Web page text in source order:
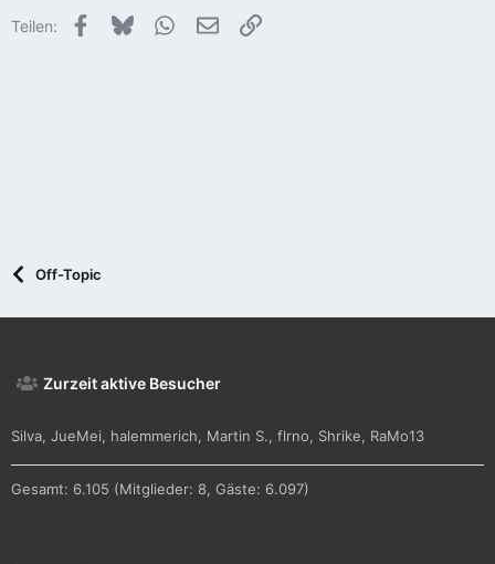
e
Teilen: Facebook
Bluesky WhatsApp
E-MailLink
Off-Topic
Zurzeit aktive Besucher
Silva JueMei halemmerich Martin S. flrno Shrike RaMo13
Gesamt: 6.105 (Mitglieder: 8, Gäste: 6.097)